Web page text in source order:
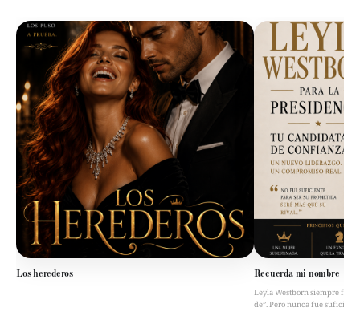
Los herederos Recuerda mi nombre
Leyla Westborn siempre fue
de”. Pero nunca fue